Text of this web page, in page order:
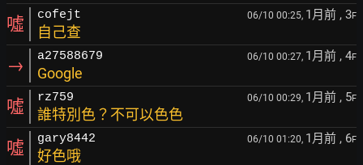
噓 cofejt 06/10 00:25, 1月前 , 3F
自己查
→ a27588679 06/10 00:27, 1月前 , 4F
Google
噓 rz759 06/10 00:29, 1月前 , 5F
誰特別色？不可以色色
噓 gary8442 06/10 01:20, 1月前 , 6F
好色哦